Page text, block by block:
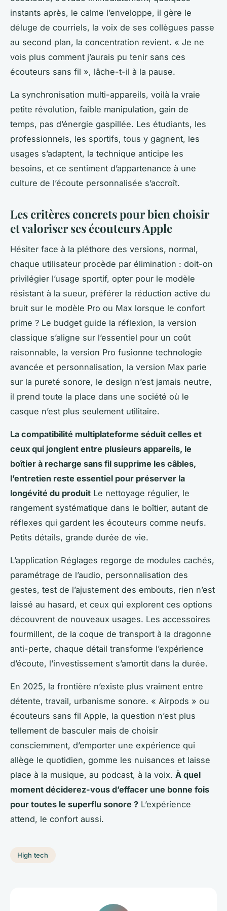
instants après, le calme l’enveloppe, il gère le
déluge de courriels, la voix de ses collègues passe
au second plan, la concentration revient. « Je ne
vois plus comment j’aurais pu tenir sans ces
écouteurs sans fil », lâche-t-il à la pause.
La synchronisation multi-appareils, voilà la vraie
petite révolution, faible manipulation, gain de
temps, pas d’énergie gaspillée. Les étudiants, les
professionnels, les sportifs, tous y gagnent, les
usages s’adaptent, la technique anticipe les
besoins, et ce sentiment d’appartenance à une
culture de l’écoute personnalisée s’accroît.
Les critères concrets pour bien choisir
et valoriser ses écouteurs Apple
Hésiter face à la pléthore des versions, normal,
chaque utilisateur procède par élimination : doit-on
privilégier l’usage sportif, opter pour le modèle
résistant à la sueur, préférer la réduction active du
bruit sur le modèle Pro ou Max lorsque le confort
prime ? Le budget guide la réflexion, la version
classique s’aligne sur l’essentiel pour un coût
raisonnable, la version Pro fusionne technologie
avancée et personnalisation, la version Max parie
sur la pureté sonore, le design n’est jamais neutre,
il prend toute la place dans une société où le
casque n’est plus seulement utilitaire.
La compatibilité multiplateforme séduit celles et
ceux qui jonglent entre plusieurs appareils, le
boîtier à recharge sans fil supprime les câbles,
l’entretien reste essentiel pour préserver la
longévité du produit Le nettoyage régulier, le
rangement systématique dans le boîtier, autant de
réflexes qui gardent les écouteurs comme neufs.
Petits détails, grande durée de vie.
L’application Réglages regorge de modules cachés,
paramétrage de l’audio, personnalisation des
gestes, test de l’ajustement des embouts, rien n’est
laissé au hasard, et ceux qui explorent ces options
découvrent de nouveaux usages. Les accessoires
fourmillent, de la coque de transport à la dragonne
anti-perte, chaque détail transforme l’expérience
d’écoute, l’investissement s’amortit dans la durée.
En 2025, la frontière n’existe plus vraiment entre
détente, travail, urbanisme sonore. « Airpods » ou
écouteurs sans fil Apple, la question n’est plus
tellement de basculer mais de choisir
consciemment, d’emporter une expérience qui
allège le quotidien, gomme les nuisances et laisse
place à la musique, au podcast, à la voix. À quel
moment déciderez-vous d’effacer une bonne fois
pour toutes le superflu sonore ? L’expérience
attend, le confort aussi.
High tech